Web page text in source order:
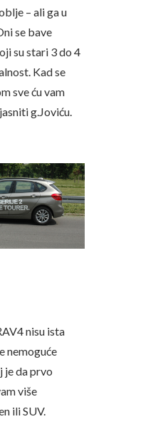
– ali ga u
se bave
su stari 3 do 4
Kad se
sve ću vam
g.Joviću.
nisu ista
nemoguće
da prvo
više
ili SUV.